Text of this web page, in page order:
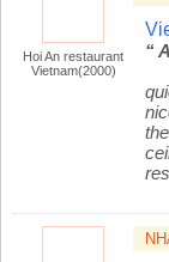
Hoi An restaurant
Vietnam(2000)
“